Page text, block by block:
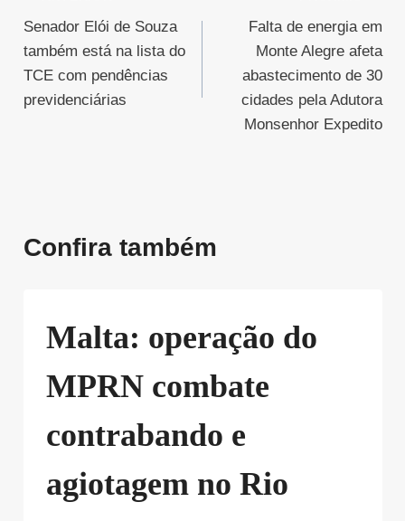
de
Post
Senador Elói de Souza
também está na lista do
TCE com pendências
previdenciárias
Falta de energia em
Monte Alegre afeta
abastecimento de 30
cidades pela Adutora
Monsenhor Expedito
Confira também
Malta: operação do
MPRN combate
contrabando e
agiotagem no Rio